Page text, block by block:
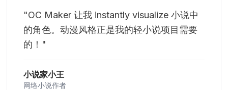
"OC Maker 让我 instantly visualize 小说中
的角色。动漫风格正是我的轻小说项目需要
的！ "
小说家小王
网络小说作者